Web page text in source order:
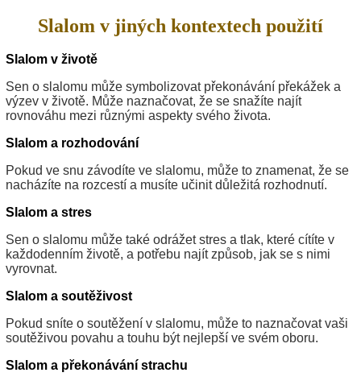
Slalom v jiných kontextech použití
Slalom v životě
Sen o slalomu může symbolizovat překonávání překážek a
výzev v životě. Může naznačovat, že se snažíte najít
rovnováhu mezi různými aspekty svého života.
Slalom a rozhodování
Pokud ve snu závodíte ve slalomu, může to znamenat, že se
nacházíte na rozcestí a musíte učinit důležitá rozhodnutí.
Slalom a stres
Sen o slalomu může také odrážet stres a tlak, které cítíte v
každodenním životě, a potřebu najít způsob, jak se s nimi
vyrovnat.
Slalom a soutěživost
Pokud sníte o soutěžení v slalomu, může to naznačovat vaši
soutěživou povahu a touhu být nejlepší ve svém oboru.
Slalom a překonávání strachu